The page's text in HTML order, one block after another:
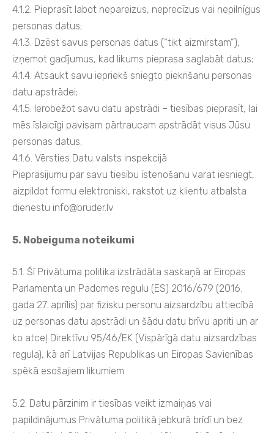
4.1.2. Pieprasīt labot nepareizus, neprecīzus vai nepilnīgus
personas datus;
4.1.3. Dzēst savus personas datus (“tikt aizmirstam”),
izņemot gadījumus, kad likums pieprasa saglabāt datus;
4.1.4. Atsaukt savu iepriekš sniegto piekrišanu personas
datu apstrādei;
4.1.5. Ierobežot savu datu apstrādi – tiesības pieprasīt, lai
mēs īslaicīgi pavisam pārtraucam apstrādāt visus Jūsu
personas datus;
4.1.6. Vērsties Datu valsts inspekcijā
Pieprasījumu par savu tiesību īstenošanu varat iesniegt,
aizpildot formu elektroniski, rakstot uz klientu atbalsta
dienestu info@bruder.lv
5. Nobeiguma noteikumi
5.1. Šī Privātuma politika izstrādāta saskaņā ar Eiropas
Parlamenta un Padomes regulu (ES) 2016/679 (2016.
gada 27. aprīlis) par fizisku personu aizsardzību attiecībā
uz personas datu apstrādi un šādu datu brīvu apriti un ar
ko atceļ Direktīvu 95/46/EK (Vispārīgā datu aizsardzības
regula), kā arī Latvijas Republikas un Eiropas Savienības
spēkā esošajiem likumiem.
5.2. Datu pārzinim ir tiesības veikt izmaiņas vai
papildinājumus Privātuma politikā jebkurā brīdī un bez